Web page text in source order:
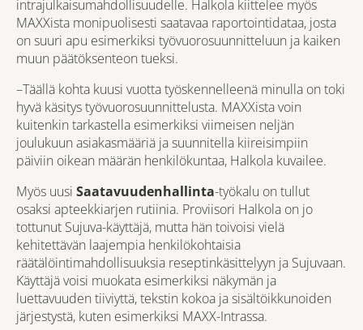
intrajulkaisumahdollisuudelle. Halkola kiittelee myös
MAXXista monipuolisesti saatavaa raportointidataa, josta
on suuri apu esimerkiksi työvuorosuunnitteluun ja kaiken
muun päätöksenteon tueksi.
–Täällä kohta kuusi vuotta työskennelleenä minulla on toki
hyvä käsitys työvuorosuunnittelusta. MAXXista voin
kuitenkin tarkastella esimerkiksi viimeisen neljän
joulukuun asiakasmääriä ja suunnitella kiireisimpiin
päiviin oikean määrän henkilökuntaa, Halkola kuvailee.
Myös uusi Saatavuudenhallinta-työkalu on tullut
osaksi apteekkiarjen rutiinia. Proviisori Halkola on jo
tottunut Sujuva-käyttäjä, mutta hän toivoisi vielä
kehitettävän laajempia henkilökohtaisia
räätälöintimahdollisuuksia reseptinkäsittelyyn ja Sujuvaan.
Käyttäjä voisi muokata esimerkiksi näkymän ja
luettavuuden tiiviyttä, tekstin kokoa ja sisältöikkunoiden
järjestystä, kuten esimerkiksi MAXX-Intrassa.